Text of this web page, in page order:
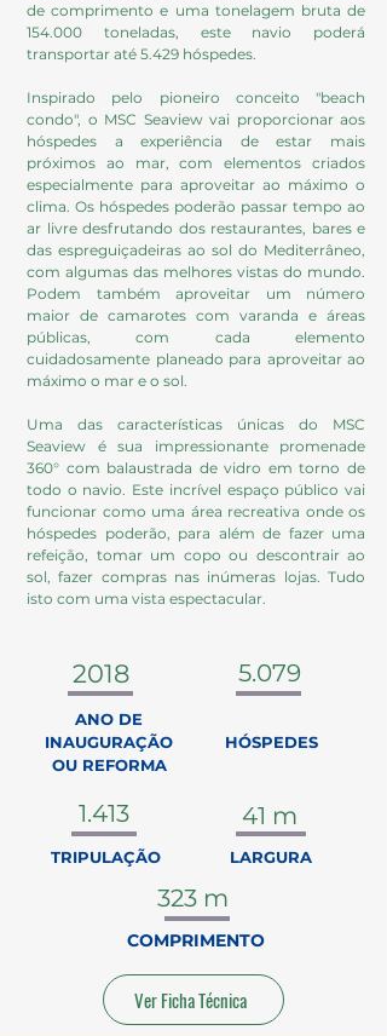
de comprimento e uma tonelagem bruta de
154.000 toneladas, este navio poderá
transportar até 5.429 hóspedes.
Inspirado pelo pioneiro conceito "beach
condo", o MSC Seaview vai proporcionar aos
hóspedes a experiência de estar mais
próximos ao mar, com elementos criados
especialmente para aproveitar ao máximo o
clima. Os hóspedes poderão passar tempo ao
ar livre desfrutando dos restaurantes, bares e
das espreguiçadeiras ao sol do Mediterrâneo,
com algumas das melhores vistas do mundo.
Podem também aproveitar um número
maior de camarotes com varanda e áreas
públicas, com cada elemento
cuidadosamente planeado para aproveitar ao
máximo o mar e o sol.
Uma das características únicas do MSC
Seaview é sua impressionante promenade
360° com balaustrada de vidro em torno de
todo o navio. Este incrível espaço público vai
funcionar como uma área recreativa onde os
hóspedes poderão, para além de fazer uma
refeição, tomar um copo ou descontrair ao
sol, fazer compras nas inúmeras lojas. Tudo
isto com uma vista espectacular.
2018
ANO DE
INAUGURAÇÃO
OU REFORMA
5.079
HÓSPEDES
1.413 41 m
TRIPULAÇÃO LARGURA
323 m
COMPRIMENTO
Ver Ficha Técnica